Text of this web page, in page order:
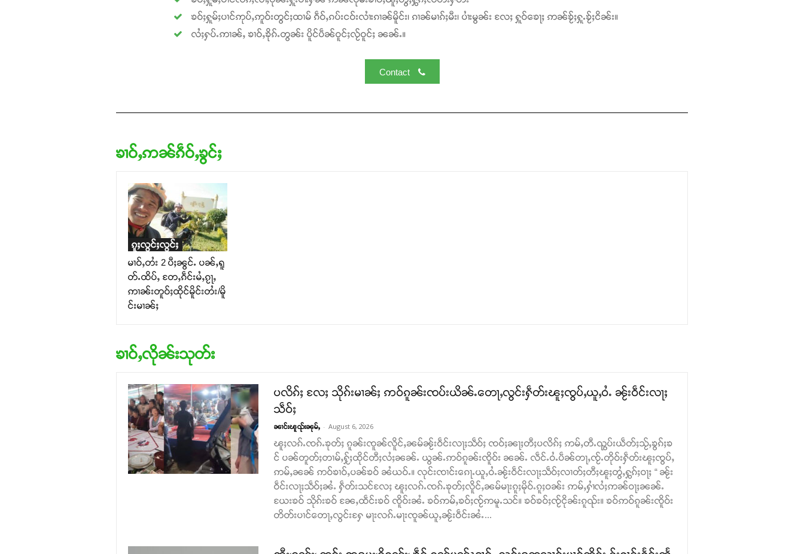
ၶဝ်ႈႁူမ်ႈပၢင်ဢုပ်ႇဢူဝ်းတွင်ႈထၢမ် ၵဵဝ်ႇၵပ်းငဝ်းလၢႆးၵၢၼ်မိူင်း၊ ၵၢၼ်မၢၵ်ႈမီး၊ ပၢႆးမွၼ်း လႄႈ ႁူဝ်ၶေႃႈ ဢၼ်ၶႂ်ႈႁူႉၶႂ်ႈငိၼ်း။
လႆႈႁပ်ႉဢၢၼ်ႇ ၶၢဝ်ႇၶိုၵ်ႉတွၼ်း ပိူင်ပဵၼ်ဝူင်ႈလႂ်ဝူင်ႈ ၼၼ်ႉ။
Contact
ၶၢဝ်ႇဢၼ်ၵဵဝ်ႇၶွင်ႈ
ၵူႈလွင်ႈလွင်ႈ
မၢဝ်ႇတႆး 2 ပီႈၼွင်ႉ ပၼ်ႇရူ
တ်ႉထိပ်ႇ တႄႇၵဵင်းမႆႇၵႂႃႇ
ဢၢၼ်းတူဝ်ႈထိုင်မိူင်းတႆး/မိူ
င်းမၢၼ်ႈ
ၶၢဝ်ႇလိုၼ်းသုတ်း
ပလိၵ်ႈ လႄႈ သိုၵ်းမၢၼ်ႈ ဢဝ်ၵူၼ်းၸပ်းယိၼ်ႉတေႃႇလွင်းႁဵတ်းၽူႈၸွပ်ႇယူႇဝႆႉ ၼႂ်းဝဵင်းလႃႈ
သဵဝ်ႈ
ၼၢင်းၽူၺ်းၼုမ်ႇ - August 6, 2026
ၽူႈလၵ်ႉၸၵ်ႉၶုတ်ႈ ၵူၼ်းၸူၼ်လိူင်ႇၼမ်ၼႂ်းဝဵင်းလႃႈသဵဝ်ႈ ၸဝ်ႈၼႃႈတီႈပလိၵ်ႈ ဢမ်ႇတီႉၺွပ်းယဵတ်ႈသႂ်ႇၶွၵ်ႈၶ
င် ပၼ်တူတ်ႈတၢမ်ႇႁႂ်ႈထိုင်တီႈလႆႈၼၼ်ႉ ယွၼ်ႉဢဝ်ၵူၼ်းၸိူဝ်း ၼၼ်ႉ လဵင်ႉဝႆႉပဵၼ်တႃႇၸႂ်ႉတိုဝ်းႁဵတ်းၽူႈၸွပ်ႇ
ဢမ်ႇၼၼ် ဢဝ်ၶၢဝ်ႇပၼ်ၶဝ် ၼႆယဝ်ႉ။ လုင်းၸၢင်းၵေႃႉယူႇဝႆႉၼႂ်းဝဵင်းလႃႈသဵဝ်ႈလၢတ်ႈတီႈၽူႈတွႆႇႁွၵ်ႈဝႃႈ “ ၼႂ်း
ဝဵင်းလႃႈသဵဝ်ႈၼႆႉ ႁဵတ်းသင်လႄႈ ၽူႈလၵ်ႉၸၵ်ႉၶုတ်ႈလိူင်ႇၼမ်မႃးၵူႈမိုဝ်ႉၵူႈဝၼ်း ဢမ်ႇႁၢႆလႆႈဢၼ်ဝႃႈၼၼ်ႉ
ယႄးၶဝ် သိုၵ်းၶဝ် ၼႄႇထဵင်းၶဝ် ၸိူဝ်းၼႆႉ ၶဝ်ဢမ်ႇၶဝ်ႈၸႂ်ဢမူႉသင်။ ၶဝ်ၶဝ်ႈၸႂ်ငိုၼ်းၵူၺ်း။ ၶဝ်ဢဝ်ၵူၼ်းၸိူဝ်း
တိတ်းပၢင်တေႃႇလွင်းႁႄ မႃးလၵ်ႉမႃးၸူၼ်ယူႇၼႂ်းဝဵင်းၼႆႉ...